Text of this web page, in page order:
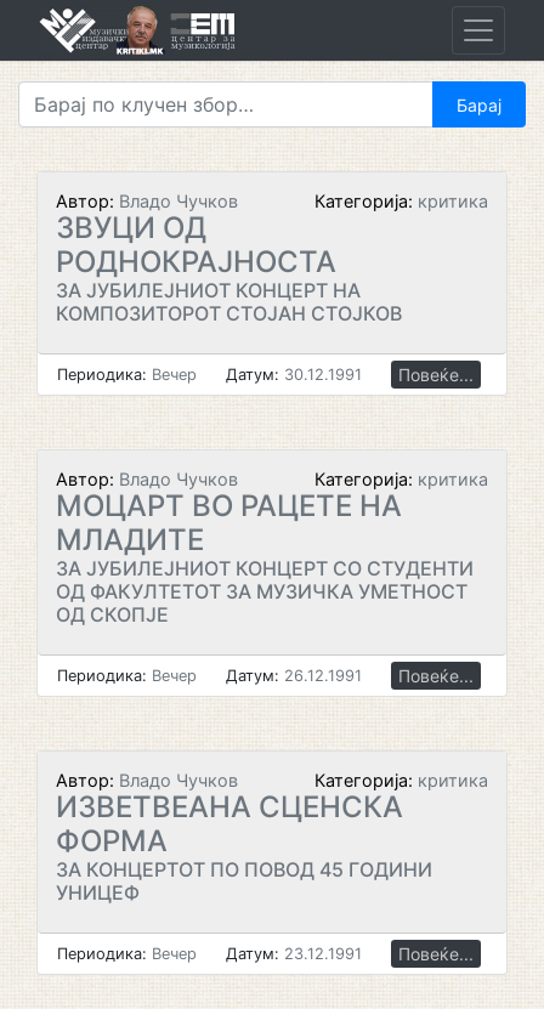
Автор: Владо Чучков Категорија: критика
ЗВУЦИ ОД
РОДНОКРАЈНОСТА
ЗА ЈУБИЛЕЈНИОТ КОНЦЕРТ НА
КОМПОЗИТОРОТ СТОЈАН СТОЈКОВ
Периодика: Вечер Датум: 30.12.1991 Повеќе...
Автор: Владо Чучков Категорија: критика
МОЦАРТ ВО РАЦЕТЕ НА
МЛАДИТЕ
ЗА ЈУБИЛЕЈНИОТ КОНЦЕРТ СО СТУДЕНТИ
ОД ФАКУЛТЕТОТ ЗА МУЗИЧКА УМЕТНОСТ
ОД СКОПЈЕ
Периодика: Вечер Датум: 26.12.1991 Повеќе...
Автор: Владо Чучков Категорија: критика
ИЗВЕТВЕАНА СЦЕНСКА
ФОРМА
ЗА КОНЦЕРТОТ ПО ПОВОД 45 ГОДИНИ
УНИЦЕФ
Периодика: Вечер Датум: 23.12.1991 Повеќе...